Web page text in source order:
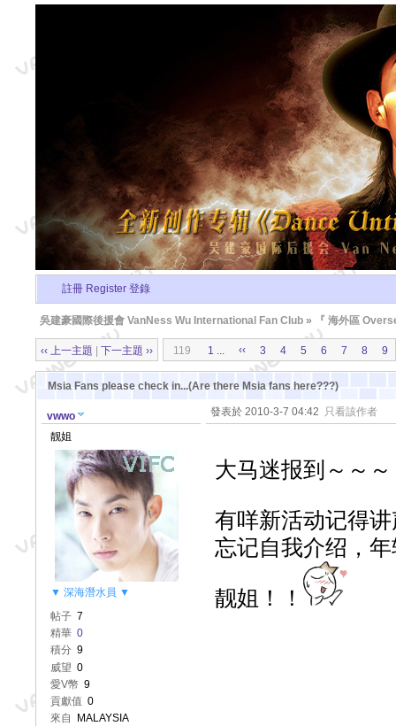
註冊 Register 登錄
吳建豪國際後援會 VanNess Wu International Fan Club » 『 海外區
‹‹ 上一主題 下一主題 ›› 119 1 ... ‹‹ 3 4 5 6 7 8 9
Msia Fans please check in...(Are there Msia fans here???)
vwwo
靓姐
▼ 深海潛水員 ▼
帖子 7
精華 0
積分 9
威望 0
愛V幣 9
貢獻值 0
來自
MALAYSIA
發表於 2010-3-7 04:42 只看該作者
大马迷报到～～
有咩新活动记得
忘记自我介绍，
靓姐！！